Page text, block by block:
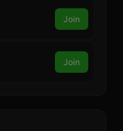
Join
Join